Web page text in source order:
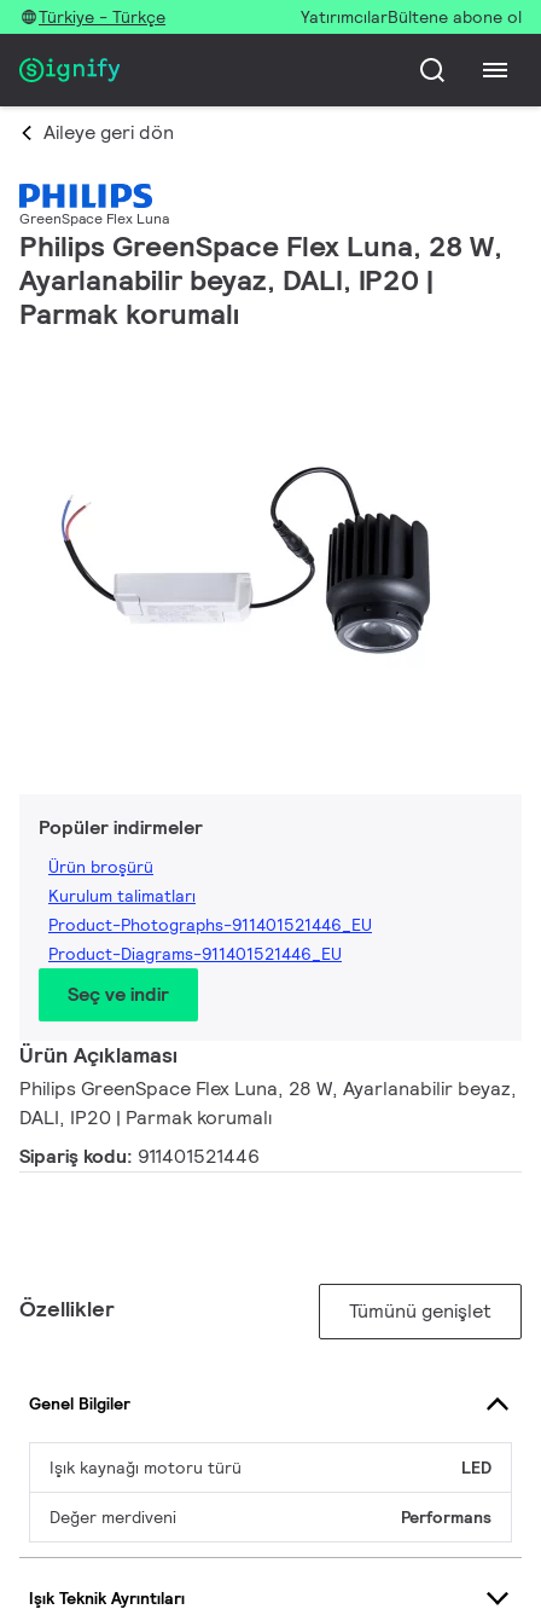
Türkiye - Türkçe YatırımcılarBültene abone ol
Aileye geri dön
GreenSpace Flex Luna
Philips GreenSpace Flex Luna, 28 W,
Ayarlanabilir beyaz, DALI, IP20 |
Parmak korumalı
Popüler indirmeler
Ürün broşürü
Kurulum talimatları
Product-Photographs-911401521446_EU
Product-Diagrams-911401521446_EU
Seç ve indir
Ürün Açıklaması
Philips GreenSpace Flex Luna, 28 W, Ayarlanabilir beyaz,
DALI, IP20 | Parmak korumalı
Sipariş kodu: 911401521446
Özellikler Tümünü genişlet
Genel Bilgiler
Işık kaynağı motoru türü LED
Değer merdiveni Performans
Işık Teknik Ayrıntıları